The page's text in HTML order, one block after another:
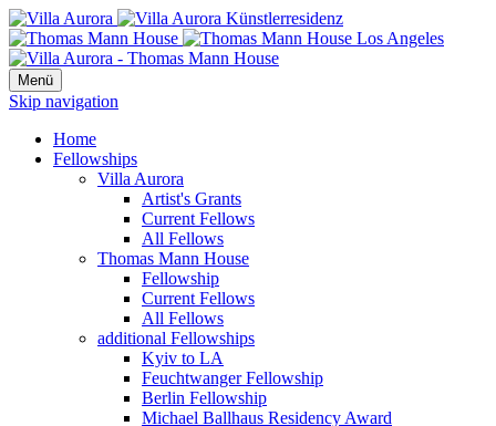
Menü
Skip navigation
Home
Fellowships
Villa Aurora
Artist's Grants
Current Fellows
All Fellows
Thomas Mann House
Fellowship
Current Fellows
All Fellows
additional Fellowships
Kyiv to LA
Feuchtwanger Fellowship
Berlin Fellowship
Michael Ballhaus Residency Award